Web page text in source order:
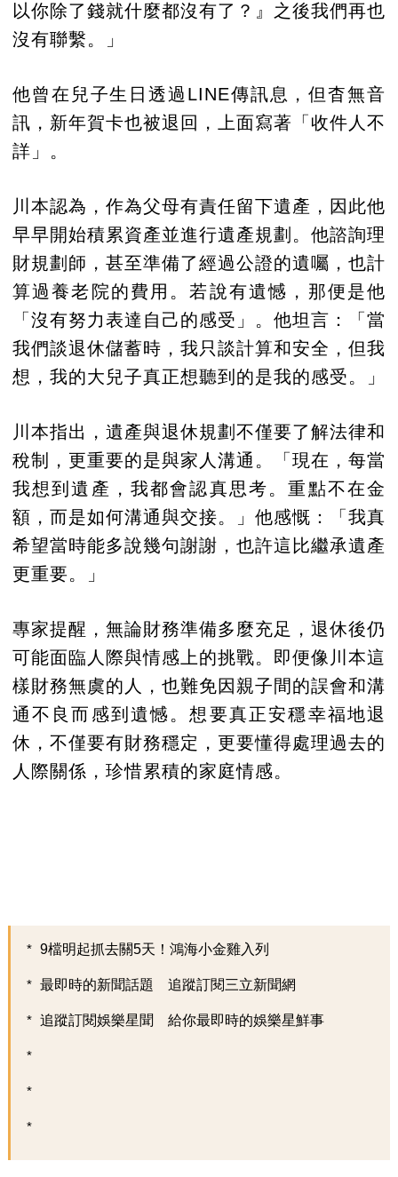
以你除了錢就什麼都沒有了？』之後我們再也
沒有聯繫。」
他曾在兒子生日透過LINE傳訊息，但杳無音
訊，新年賀卡也被退回，上面寫著「收件人不
詳」。
川本認為，作為父母有責任留下遺產，因此他
早早開始積累資產並進行遺產規劃。他諮詢理
財規劃師，甚至準備了經過公證的遺囑，也計
算過養老院的費用。若說有遺憾，那便是他
「沒有努力表達自己的感受」。他坦言：「當
我們談退休儲蓄時，我只談計算和安全，但我
想，我的大兒子真正想聽到的是我的感受。」
川本指出，遺產與退休規劃不僅要了解法律和
稅制，更重要的是與家人溝通。「現在，每當
我想到遺產，我都會認真思考。重點不在金
額，而是如何溝通與交接。」他感慨：「我真
希望當時能多說幾句謝謝，也許這比繼承遺產
更重要。」
專家提醒，無論財務準備多麼充足，退休後仍
可能面臨人際與情感上的挑戰。即便像川本這
樣財務無虞的人，也難免因親子間的誤會和溝
通不良而感到遺憾。想要真正安穩幸福地退
休，不僅要有財務穩定，更要懂得處理過去的
人際關係，珍惜累積的家庭情感。
9檔明起抓去關5天！鴻海小金雞入列
最即時的新聞話題 追蹤訂閱三立新聞網
追蹤訂閱娛樂星聞 給你最即時的娛樂星鮮事